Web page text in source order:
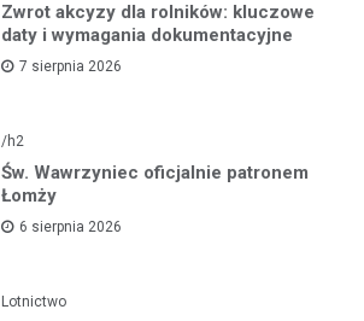
Zwrot akcyzy dla rolników: kluczowe
daty i wymagania dokumentacyjne
7 sierpnia 2026
/h2
Św. Wawrzyniec oficjalnie patronem
Łomży
6 sierpnia 2026
Lotnictwo